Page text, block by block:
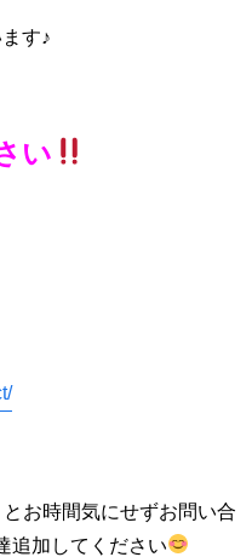
す♪
い
お時間気にせずお問い合
追加してください